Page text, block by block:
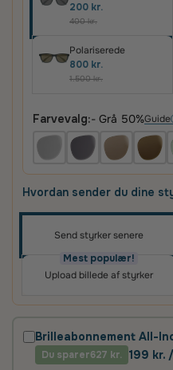
200 kr.
400 kr.
Polariserede
800 kr.
1.500 kr.
Farvevalg:- Grå 50%Guide
Hvordan sender du dine
Send styrker senere
Mest populær!
Upload billede af styrker
Brilleabonnement All-
Du sparer627 kr. 199 kr.
2 års fabriksgaranti
Oplev skræddersyede
priser, du vil elske
Det vigtigste for os er, at
Derfor får du altid100